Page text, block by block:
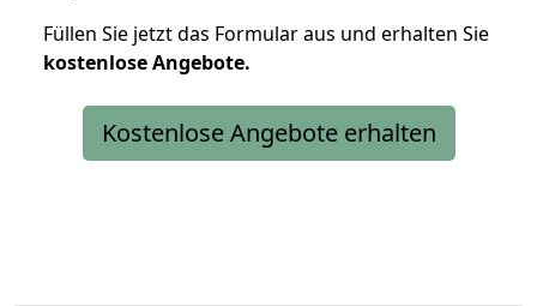
Füllen Sie jetzt das Formular aus und erhalten Sie
kostenloseAngebote.
Kostenlose Angebote erhalten